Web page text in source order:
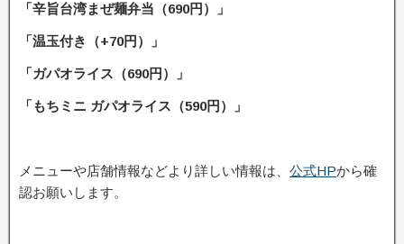
「辛旨台湾まぜ麺弁当（690円）」
「温玉付き（+70円）」
「ガパオライス（690円）」
「もちミニ ガパオライス（590円）」
メニューや店舗情報などより詳しい情報は、 公式HPから確
認お願いします。